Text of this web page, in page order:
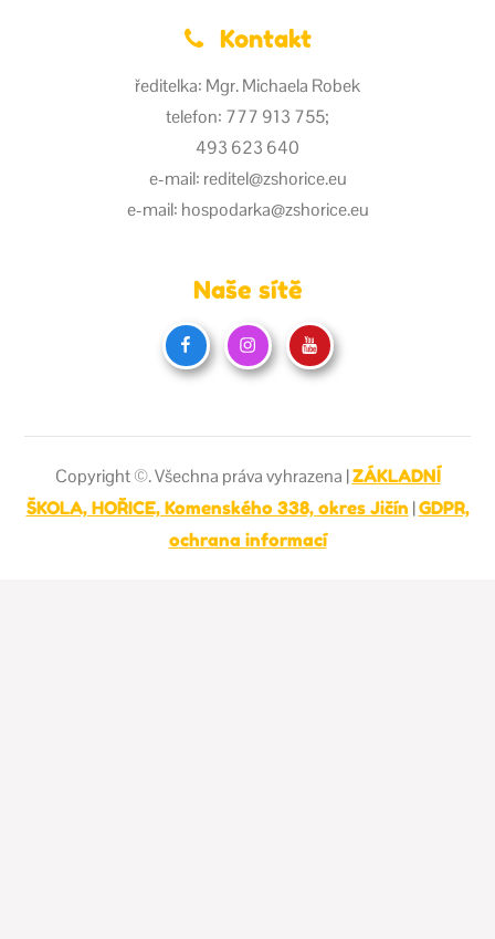
Kontakt
ředitelka: Mgr. Michaela Robek
telefon: 777 913 755;
493 623 640
e-mail: reditel@zshorice.eu
e-mail: hospodarka@zshorice.eu
Naše sítě
Copyright ©. Všechna práva vyhrazena |ZÁKLADNÍ
ŠKOLA, HOŘICE, Komenského 338, okres Jičín |GDPR,
ochrana informací